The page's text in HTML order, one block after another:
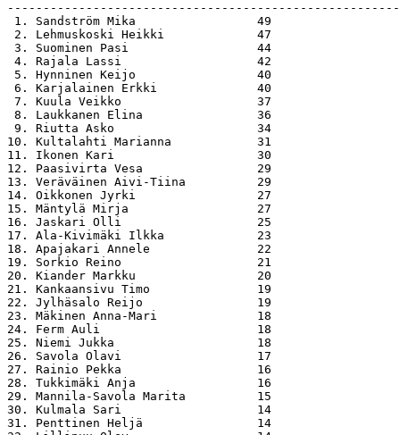
1. Sandström Mika                 49
2. Lehmuskoski Heikki             47
3. Suominen Pasi                  44
4. Rajala Lassi                   42
5. Hynninen Keijo                 40
6. Karjalainen Erkki              40
7. Kuula Veikko                   37
8. Laukkanen Elina                36
9. Riutta Asko                    34
10. Kultalahti Marianna            31
11. Ikonen Kari                    30
12. Paasivirta Vesa                29
13. Veräväinen Aivi-Tiina          29
14. Oikkonen Jyrki                 27
15. Mäntylä Mirja                  27
16. Jaskari Olli                   25
17. Ala-Kivimäki Ilkka             23
18. Apajakari Annele               22
19. Sorkio Reino                   21
20. Kiander Markku                 20
21. Kankaansivu Timo               19
22. Jylhäsalo Reijo                19
23. Mäkinen Anna-Mari              18
24. Ferm Auli                      18
25. Niemi Jukka                    18
26. Savola Olavi                   17
27. Rainio Pekka                   16
28. Tukkimäki Anja                 16
29. Mannila-Savola Marita          15
30. Kulmala Sari                   14
31. Penttinen Heljä                14